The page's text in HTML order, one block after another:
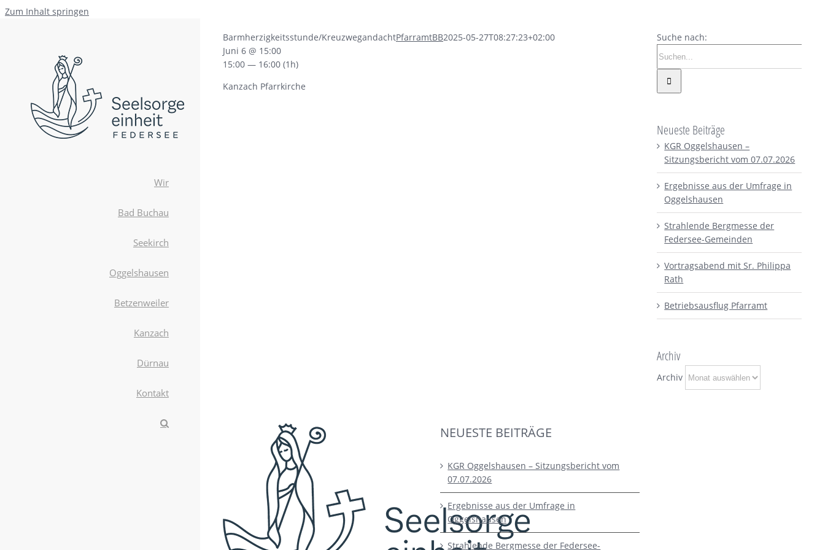
Zum Inhalt springen
Wir
Bad Buchau
Seekirch
Oggelshausen
Betzenweiler
Kanzach
Dürnau
Kontakt
Barmherzigkeitsstunde/KreuzwegandachtPfarramtBB2025-05-27T08:27:23+02:00
Juni 6 @ 15:00
15:00 — 16:00 (1h)
Kanzach Pfarrkirche
Suche nach:
Neueste Beiträge
KGR Oggelshausen –
Sitzungsbericht vom 07.07.2026
Ergebnisse aus der Umfrage in
Oggelshausen
Strahlende Bergmesse der
Federsee-Gemeinden
Vortragsabend mit Sr. Philippa
Rath
Betriebsausflug Pfarramt
Archiv
Archiv
NEUESTE BEITRÄGE
KGR Oggelshausen – Sitzungsbericht vom
07.07.2026
Ergebnisse aus der Umfrage in
Oggelshausen
Strahlende Bergmesse der Federsee-